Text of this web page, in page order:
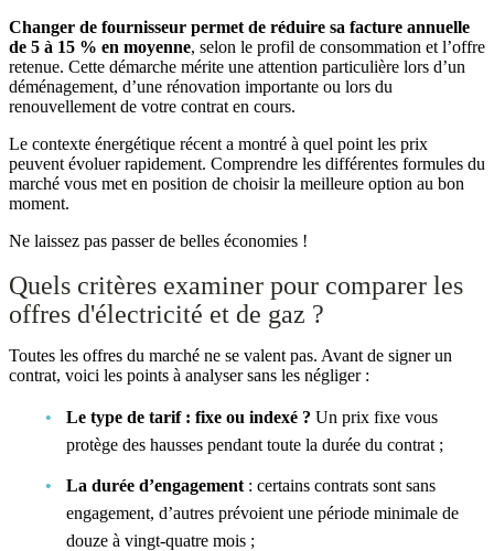
Changer de fournisseur permet de réduire sa facture annuelle
de 5 à 15 % en moyenne, selon le profil de consommation et l’offre
retenue. Cette démarche mérite une attention particulière lors d’un
déménagement, d’une rénovation importante ou lors du
renouvellement de votre contrat en cours.
Le contexte énergétique récent a montré à quel point les prix
peuvent évoluer rapidement. Comprendre les différentes formules du
marché vous met en position de choisir la meilleure option au bon
moment.
Ne laissez pas passer de belles économies !
Quels critères examiner pour comparer les
offres d'électricité et de gaz ?
Toutes les offres du marché ne se valent pas. Avant de signer un
contrat, voici les points à analyser sans les négliger :
Le type de tarif : fixe ou indexé ? Un prix fixe vous
protège des hausses pendant toute la durée du contrat ;
La durée d’engagement : certains contrats sont sans
engagement, d’autres prévoient une période minimale de
douze à vingt-quatre mois ;